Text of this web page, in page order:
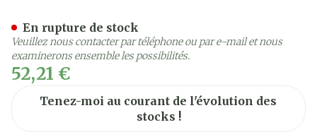
52,21 €
Tenez-moi au courant de l'évolution des
stocks !
En rupture de stock
Veuillez nous contacter par téléphone ou par e-mail et nous
examinerons ensemble les possibilités.